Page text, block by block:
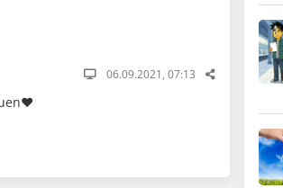
06.09.2021, 07:13